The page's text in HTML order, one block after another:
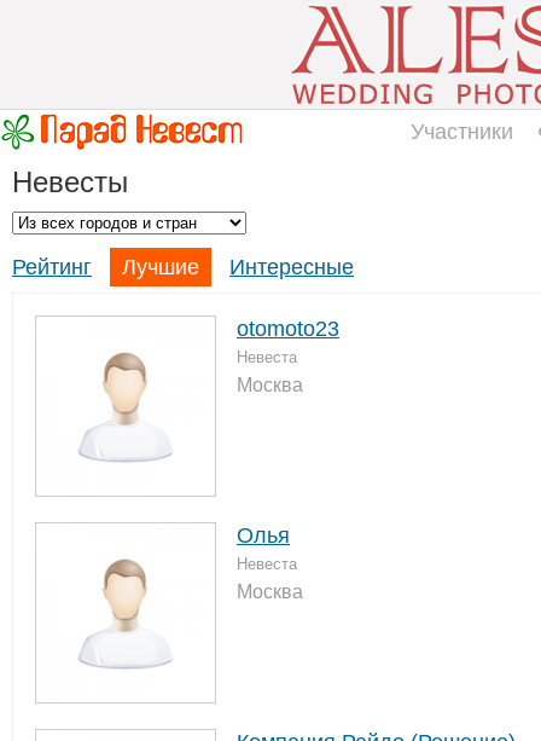
Участники
Невесты
Рейтинг Лучшие Интересные
otomoto23
Невеста
Москва
Олья
Невеста
Москва